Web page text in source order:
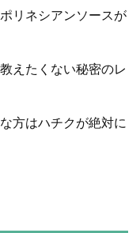
リネシアンソースが
えたくない秘密のレ
方はハチクが絶対に